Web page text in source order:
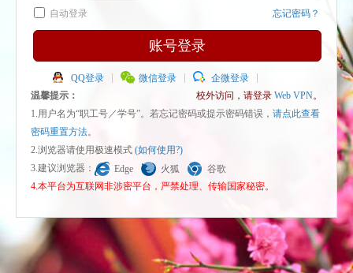
自动登录 忘记密码？
账号登录
QQ登录 微信登录
企微登录
温馨提示：
校外访问，请登录 Web VPN。
1.用户名为“职工号／学号”。若忘记密码或提示密码错误， 请点此查看
密码重置方法。
2.浏览器请使用极速模式 (如何使用?)
3.建议浏览器：
Edge 火狐
谷歌
4.本平台为互联网非涉密平台，严禁处理、传输国家秘密。